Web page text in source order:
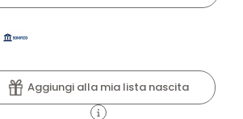
Aggiungi alla mia lista nascita